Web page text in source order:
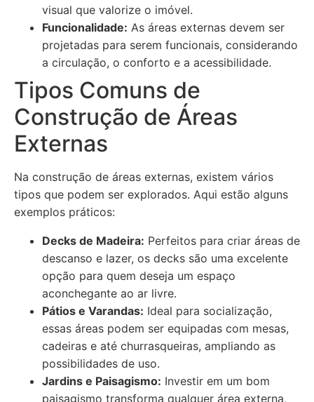
visual que valorize o imóvel.
Funcionalidade: As áreas externas devem ser
projetadas para serem funcionais, considerando
a circulação, o conforto e a acessibilidade.
Tipos Comuns de
Construção de Áreas
Externas
Na construção de áreas externas, existem vários
tipos que podem ser explorados. Aqui estão alguns
exemplos práticos:
Decks de Madeira: Perfeitos para criar áreas de
descanso e lazer, os decks são uma excelente
opção para quem deseja um espaço
aconchegante ao ar livre.
Pátios e Varandas: Ideal para socialização,
essas áreas podem ser equipadas com mesas,
cadeiras e até churrasqueiras, ampliando as
possibilidades de uso.
Jardins e Paisagismo: Investir em um bom
paisagismo transforma qualquer área externa,